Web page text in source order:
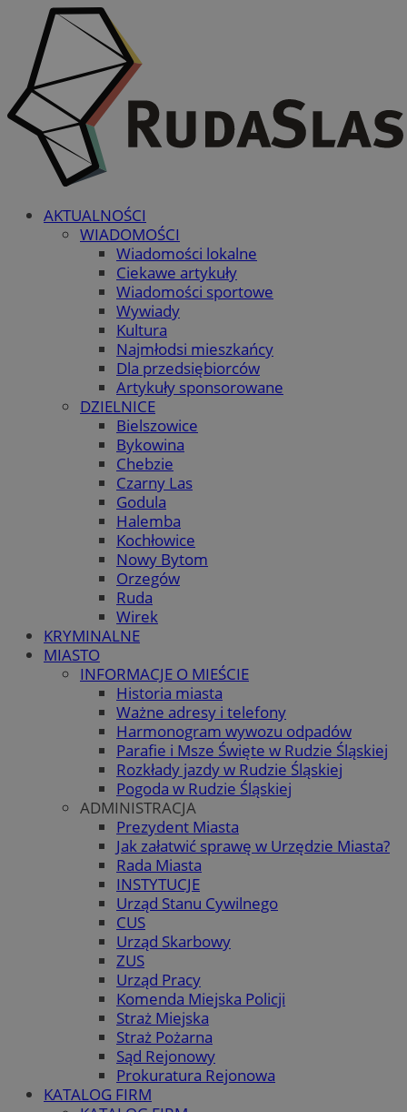
AKTUALNOŚCI
WIADOMOŚCI
Wiadomości lokalne
Ciekawe artykuły
Wiadomości sportowe
Wywiady
Kultura
Najmłodsi mieszkańcy
Dla przedsiębiorców
Artykuły sponsorowane
DZIELNICE
Bielszowice
Bykowina
Chebzie
Czarny Las
Godula
Halemba
Kochłowice
Nowy Bytom
Orzegów
Ruda
Wirek
KRYMINALNE
MIASTO
INFORMACJE O MIEŚCIE
Historia miasta
Ważne adresy i telefony
Harmonogram wywozu odpadów
Parafie i Msze Święte w Rudzie Śląskiej
Rozkłady jazdy w Rudzie Śląskiej
Pogoda w Rudzie Śląskiej
ADMINISTRACJA
Prezydent Miasta
Jak załatwić sprawę w Urzędzie Miasta?
Rada Miasta
INSTYTUCJE
Urząd Stanu Cywilnego
CUS
Urząd Skarbowy
ZUS
Urząd Pracy
Komenda Miejska Policji
Straż Miejska
Straż Pożarna
Sąd Rejonowy
Prokuratura Rejonowa
KATALOG FIRM